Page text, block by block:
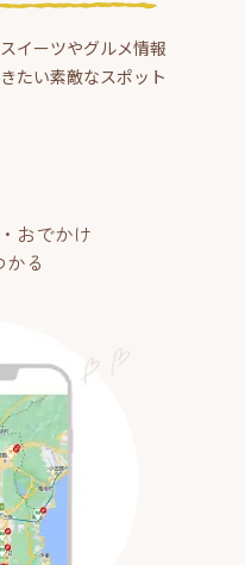
イーツやグルメ情報
たい素敵なスポット
おでかけ
る